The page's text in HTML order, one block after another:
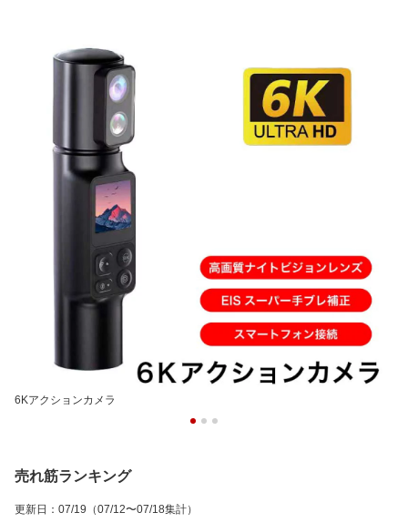
6Kアクションカメラ
売れ筋ランキング
更新日 ： 07/19 （07/12〜07/18集計）